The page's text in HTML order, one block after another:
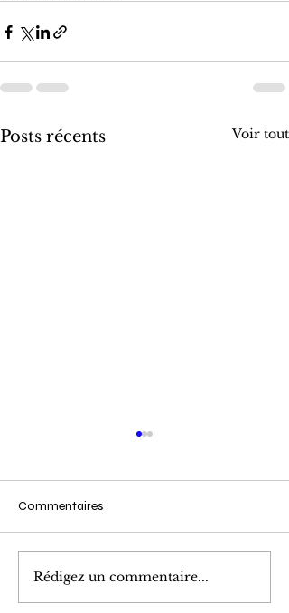
Posts récents Voir tout
Cueillette du Matin
Commentaires
Rédigez un commentaire...